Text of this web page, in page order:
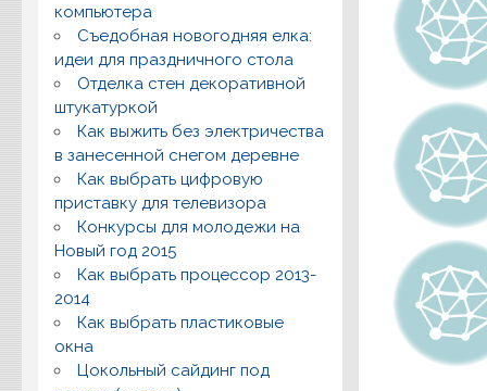
компьютера
Съедобная новогодняя елка:
идеи для праздничного стола
Отделка стен декоративной
штукатуркой
Как выжить без электричества
в занесенной снегом деревне
Как выбрать цифровую
приставку для телевизора
Конкурсы для молодежи на
Новый год 2015
Как выбрать процессор 2013-
2014
Как выбрать пластиковые
окна
Цокольный сайдинг под